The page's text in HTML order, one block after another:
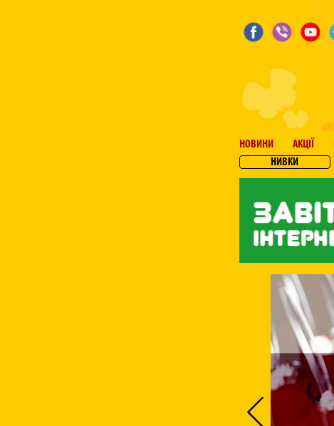
НОВИНИ АКЦІЇ
НИВКИ